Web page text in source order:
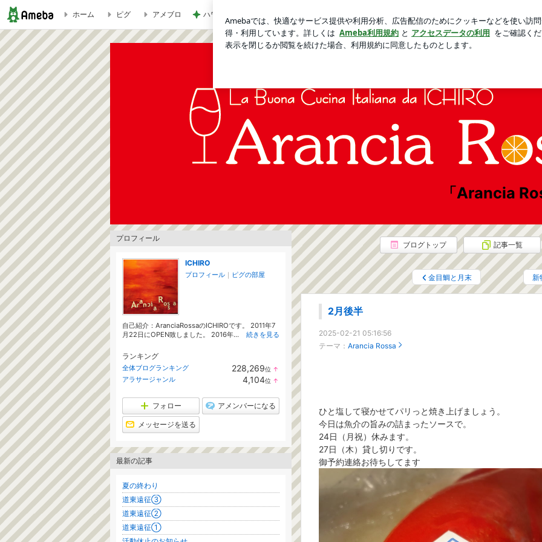
2月後半 | 「Arancia Rossa」ICHIROのブログ
ホーム ピグ アメブロ ハワイでハマったグミは中国のお菓子 新規登録
「Arancia
ブログトップ 記事一覧
金目鯛と月末 新
2月後半
2025-02-21 05:16:56
テーマ： Arancia Rossa
ひと塩して寝かせてパリっと焼き上げましょう。
今日は魚介の旨みの詰まったソースで。
24日（月祝）休みます。
27日（木）貸し切りです。
御予約連絡お待ちしてます
プロフィール
ICHIRO
プロフィール ｜ ピグの部屋
自己紹介：AranciaRossaのICHIROです。 2011年7
月22日にOPEN致しました。 2016年...
続きを見る
ランキング
全体ブログランキング 228,269位 ↑
ン
アラサージャンル 4,104位 ↑
フォロー アメンバーになる
メッセージを送る
最新の記事
夏の終わり
道東遠征③
道東遠征②
道東遠征①